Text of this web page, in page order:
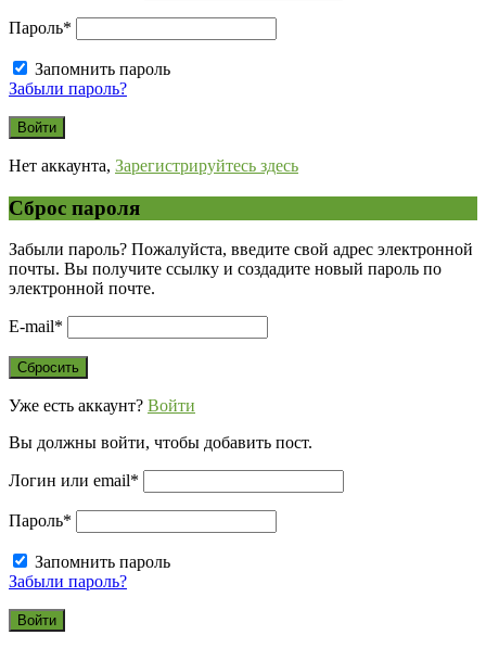
Пароль*
Запомнить пароль
Забыли пароль?
Нет аккаунта, Зарегистрируйтесь здесь
Сброс пароля
Забыли пароль? Пожалуйста, введите свой адрес электронной
почты. Вы получите ссылку и создадите новый пароль по
электронной почте.
E-mail*
Уже есть аккаунт? Войти
Вы должны войти, чтобы добавить пост.
Логин или email*
Пароль*
Запомнить пароль
Забыли пароль?